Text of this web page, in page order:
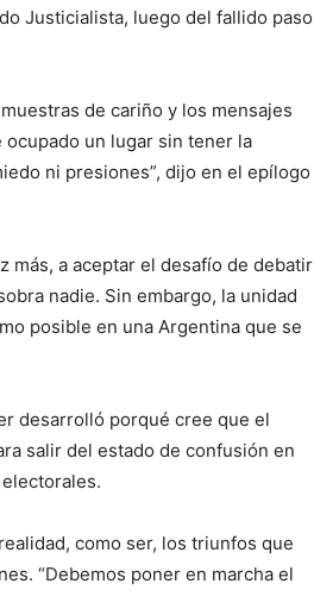
Justicialista, luego del fallido paso
de cariño y los mensajes
un lugar sin tener la
ni presiones”, dijo en el epílogo
más, a aceptar el desafío de debatir
nadie. Sin embargo, la unidad
posible en una Argentina que se
desarrolló porqué cree que el
salir del estado de confusión en
como ser, los triunfos que
“Debemos poner en marcha el